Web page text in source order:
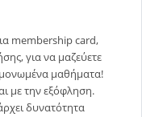
membership card,
για να μαζεύετε
μαθήματα!
με την εξόφληση.
δυνατότητα